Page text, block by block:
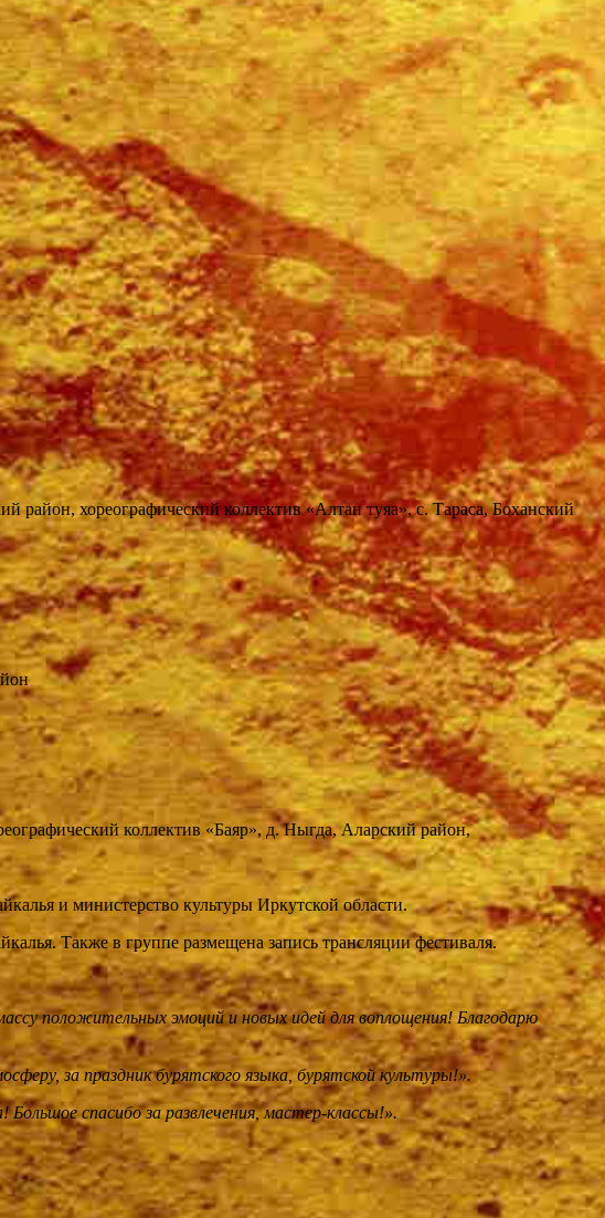
район, хореографический коллектив «Алтан туяа», с. Тараса, Боханский
коллектив «Баяр», д. Ныгда, Аларский район,
и министерство культуры Иркутской области.
Также в группе размещена запись трансляции фестиваля.
положительных эмоций и новых идей для воплощения! Благодарю
за праздник бурятского языка, бурятской культуры!».
спасибо за развлечения, мастер-классы!».